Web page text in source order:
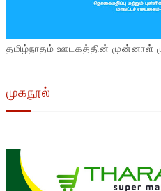
தமிழ்நாதம் ஊடகத்தின் முன்னாள்
முகநூல்